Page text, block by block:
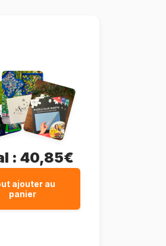
: 40,85€
ajouter au
panier